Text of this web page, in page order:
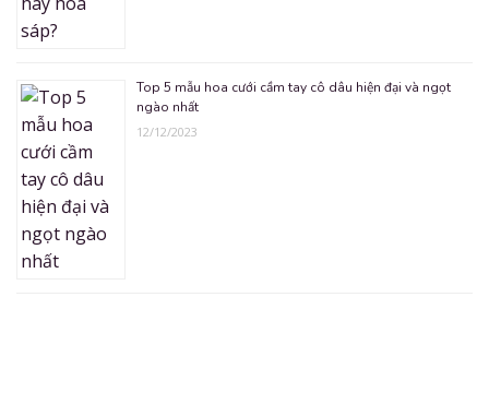
Top 5 mẫu hoa cưới cầm tay cô dâu hiện đại và ngọt
ngào nhất
12/12/2023